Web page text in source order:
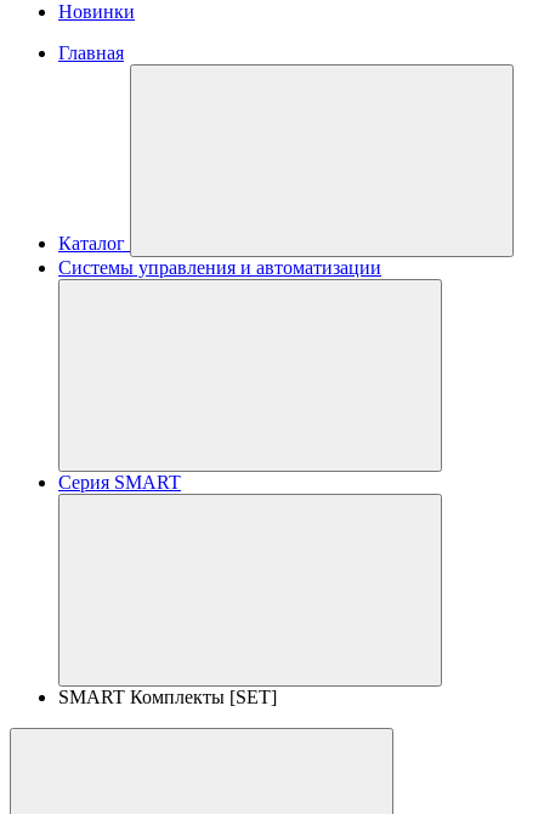
Новинки
Главная
Каталог
Системы управления и автоматизации
Серия SMART
SMART Комплекты [SET]